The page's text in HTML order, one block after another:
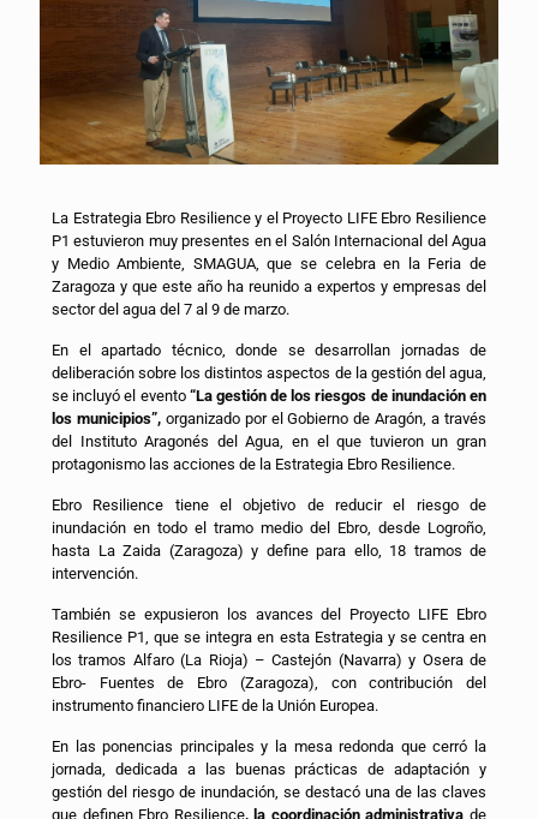
La Estrategia Ebro Resilience y el Proyecto LIFE Ebro Resilience
P1 estuvieron muy presentes en el Salón Internacional del Agua
y Medio Ambiente, SMAGUA, que se celebra en la Feria de
Zaragoza y que este año ha reunido a expertos y empresas del
sector del agua del 7 al 9 de marzo.
En el apartado técnico, donde se desarrollan jornadas de
deliberación sobre los distintos aspectos de la gestión del agua,
se incluyó el evento “La gestión de los riesgos de inundación en
los municipios”,organizado por el Gobierno de Aragón, a través
del Instituto Aragonés del Agua, en el que tuvieron un gran
protagonismo las acciones de la Estrategia Ebro Resilience.
Ebro Resilience tiene el objetivo de reducir el riesgo de
inundación en todo el tramo medio del Ebro, desde Logroño,
hasta La Zaida (Zaragoza) y define para ello, 18 tramos de
intervención.
También se expusieron los avances del Proyecto LIFE Ebro
Resilience P1, que se integra en esta Estrategia y se centra en
los tramos Alfaro (La Rioja) – Castejón (Navarra) y Osera de
Ebro- Fuentes de Ebro (Zaragoza), con contribución del
instrumento financiero LIFE de la Unión Europea.
En las ponencias principales y la mesa redonda que cerró la
jornada, dedicada a las buenas prácticas de adaptación y
gestión del riesgo de inundación, se destacó una de las claves
que definen Ebro Resilience, la coordinación administrativade